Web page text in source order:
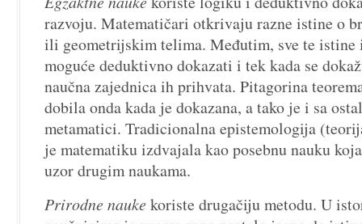
razvoju. Matematičari otkrivaju razne istine o
ili geometrijskim telima. Međutim, sve te
moguće deduktivno dokazati i tek kada se
naučna zajednica ih prihvata. Pitagorina
dobila onda kada je dokazana, a tako je i sa
metamatici. Tradicionalna epistemologija
je matematiku izdvajala kao posebnu nauku
uzor drugim naukama.
Prirodne nauke koriste drugačiju metodu. U